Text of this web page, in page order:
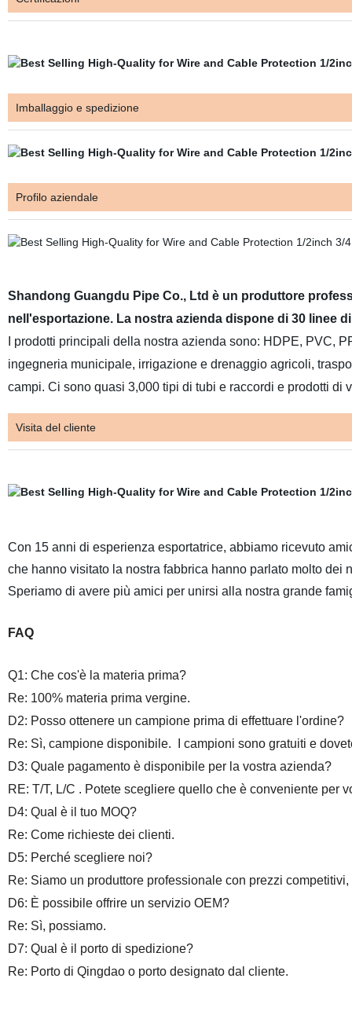
Imballaggio e spedizione
Profilo aziendale
Shandong Guangdu Pipe Co., Ltd èun produttore
nell'esportazione. La nostra azienda dispone di 30 linee
I prodotti principali della nostra azienda sono: HDPE, PVC,
ingegneria municipale, irrigazione e drenaggio agricoli,
campi. Ci sono quasi 3,000 tipi di tubi e raccordi e prodotti di
Visita del cliente
Con 15 anni di esperienza esportatrice, abbiamo ricevuto
che hanno visitato la nostra fabbrica hanno parlato molto
Speriamo di avere più amici per unirsi alla nostra grande
FAQ
Q1: Che cos'è la materia prima?
Re: 100% materia prima vergine.
D2: Posso ottenere un campione prima di effettuare l'ordine?
Re: Sì, campione disponibile. I campioni sono gratuiti e
D3: Quale pagamento è disponibile per la vostra azienda?
RE: T/T, L/C . Potete scegliere quello che è conveniente per
D4: Qual è il tuo MOQ?
Re: Come richieste dei clienti.
D5: Perché scegliere noi?
Re: Siamo un produttore professionale con prezzi
D6: È possibile offrire un servizio OEM?
Re: Sì, possiamo.
D7: Qual è il porto di spedizione?
Re: Porto di Qingdao o porto designato dal cliente.